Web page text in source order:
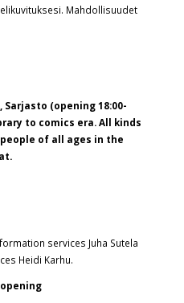
Mahdollisuudet
(opening 18:00-
to comics era. All kinds
of all ages in the
services Juha Sutela
Heidi Karhu.